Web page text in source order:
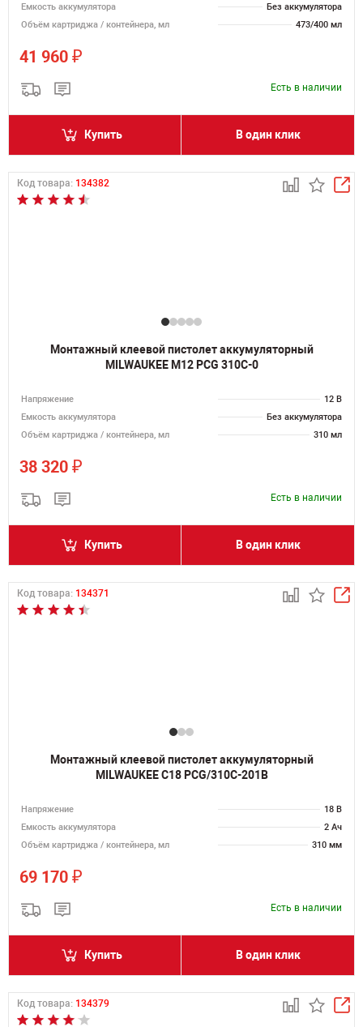
Емкость аккумулятора
Без аккумулятора
Объём картриджа / контейнера, мл
473/400 мл
41 960 ₽
Есть в наличии
Купить В один клик
Код товара: 134382
Монтажный клеевой пистолет аккумуляторный
MILWAUKEE M12 PCG 310C-0
Напряжение
12 В
Емкость аккумулятора
Без аккумулятора
Объём картриджа / контейнера, мл
310 мл
38 320 ₽
Есть в наличии
Купить В один клик
Код товара: 134371
Монтажный клеевой пистолет аккумуляторный
MILWAUKEE C18 PCG/310C-201B
Напряжение
18 В
Емкость аккумулятора
2 Ач
Объём картриджа / контейнера, мл
310 мм
69 170 ₽
Есть в наличии
Купить В один клик
Код товара: 134379